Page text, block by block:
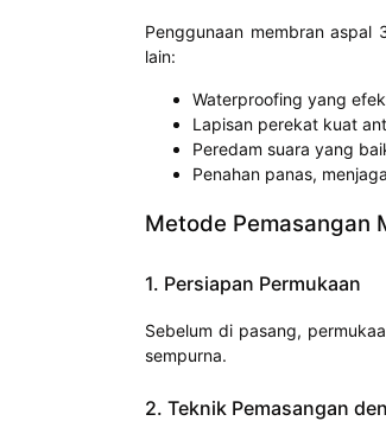
Penggunaan membran
lain:
Waterproofing yang
Lapisan perekat kuat
Peredam suara yang
Penahan panas,
Metode Pemasangan
1. Persiapan Permukaan
Sebelum di pasang,
sempurna.
2. Teknik Pemasangan